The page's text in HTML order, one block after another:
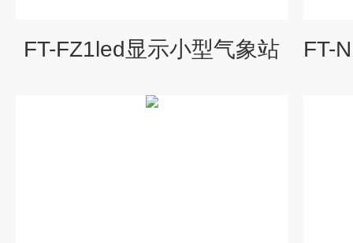
FT-FZ1led显示小型气象站